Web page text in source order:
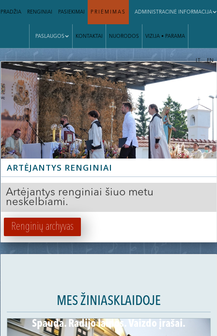
PRADŽIA RENGINIAI PASIEKIMAI PRIĖMIMAS ADMINISTRACINĖ INFORMACIJA
PASLAUGOS KONTAKTAI NUORODOS VIZIJA • PARAMA
| LT EN
ARTĖJANTYS RENGINIAI
Artėjantys renginiai šiuo metu
neskelbiami.
Renginių archyvas
MES ŽINIASKLAIDOJE
Spauda. Radijo laidos. Vaizdo įrašai.